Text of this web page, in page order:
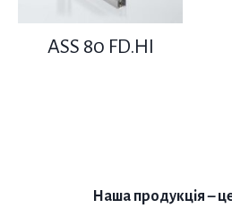
ASS 80 FD.HI
Наша продукція –